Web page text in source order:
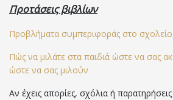
Προτάσεις βιβλίων
Προβλήματα συμπεριφοράς στο σχολείο
Πώς να μιλάτε στα παιδιά ώστε να σας
ώστε να σας μιλούν
Αν έχεις απορίες, σχόλια ή